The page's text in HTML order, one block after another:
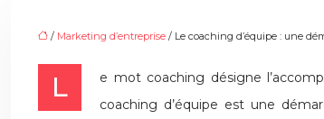
/ Marketing d’entreprise / Le coaching d’équipe : une
Le mot coaching désigne l’accompagnement d’un groupe de personnes ou d’une équipe afin de les orienter et de les aider à atteindre leur objectif de réussite. Le
coaching d’équipe est une